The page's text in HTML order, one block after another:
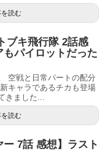
読む
ブキ飛行隊 2話感
パイロットだった
空戦と日常パートの配分
キャラであるチカも登場
きました...
読む
ー 7話 感想】ラスト